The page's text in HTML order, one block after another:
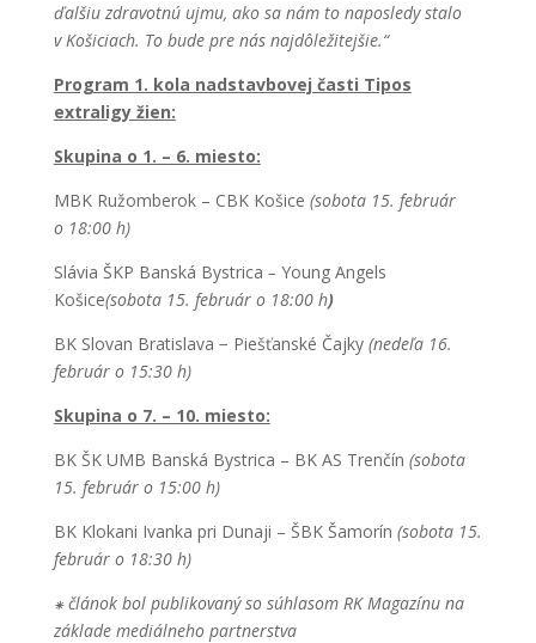
ďalšiu zdravotnú ujmu, ako sa nám to naposledy stalo
v Košiciach. To bude pre nás najdôležitejšie.“
Program 1. kola nadstavbovej časti Tipos
extraligy žien:
Skupina o 1. – 6. miesto:
MBK Ružomberok – CBK Košice (sobota 15. február
o 18:00 h)
Slávia ŠKP Banská Bystrica – Young Angels
Košice(sobota 15. február o 18:00 h)
BK Slovan Bratislava − Piešťanské Čajky (nedeľa 16.
február o 15:30 h)
Skupina o 7. – 10. miesto:
BK ŠK UMB Banská Bystrica – BK AS Trenčín (sobota
15. február o 15:00 h)
BK Klokani Ivanka pri Dunaji – ŠBK Šamorín (sobota 15.
február o 18:30 h)
⁕ článok bol publikovaný so súhlasom RK Magazínu na
základe mediálneho partnerstva